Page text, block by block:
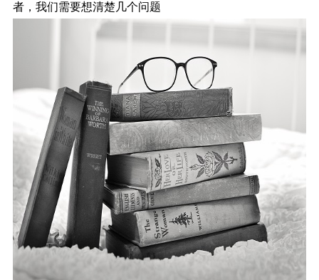
者，我们需要想清楚几个问题